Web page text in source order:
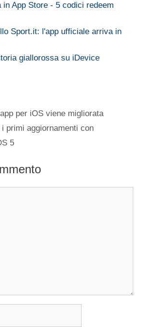
in App Store - 5 codici redeem
Sport.it: l'app ufficiale arriva in
giallorossa su iDevice
per iOS viene migliorata
primi aggiornamenti con
5